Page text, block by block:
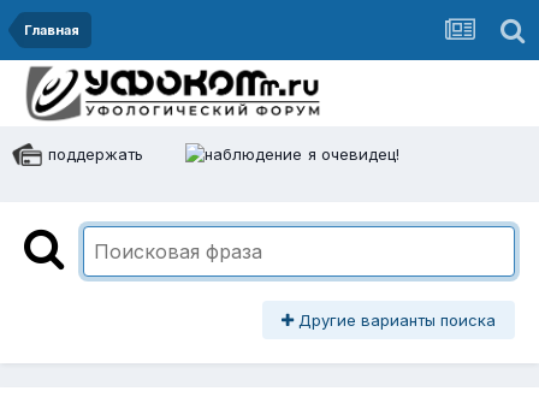
Главная
поддержать я очевидец!
Другие варианты поиска